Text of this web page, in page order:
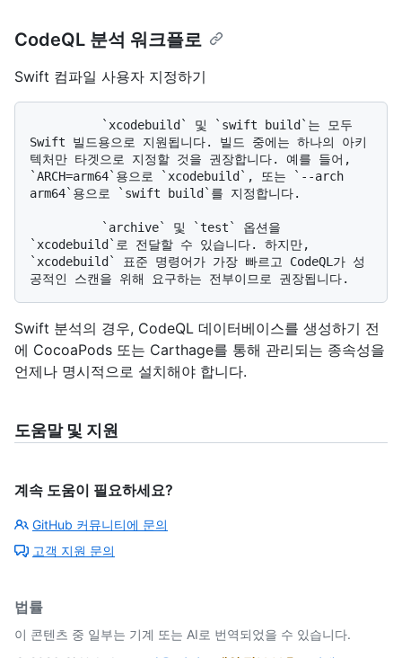
CodeQL 분석 워크플로
Swift 컴파일 사용자 지정하기
Swift 빌드용으로 지원됩니다. 빌드 중에는 하나의 아키
텍처만 타겟으로 지정할 것을 권장합니다. 예를 들어,
`ARCH=arm64`용으로 `xcodebuild`, 또는 `--arch
arm64`용으로 `swift build`를 지정합니다.
`xcodebuild`로 전달할 수 있습니다. 하지만,
`xcodebuild` 표준 명령어가 가장 빠르고 CodeQL가 성
Swift 분석의 경우, CodeQL 데이터베이스를 생성하기 전
에 CocoaPods 또는 Carthage를 통해 관리되는 종속성을
언제나 명시적으로 설치해야 합니다.
도움말 및 지원
계속 도움이 필요하세요?
GitHub 커뮤니티에 문의
고객 지원 문의
법률
이 콘텐츠 중 일부는 기계 또는 AI로 번역되었을 수 있습니다.